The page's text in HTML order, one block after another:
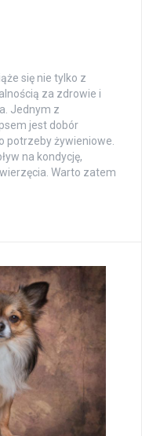
się nie tylko z
za zdrowie i
Jednym z
jest dobór
potrzeby żywieniowe.
na kondycję,
Warto zatem